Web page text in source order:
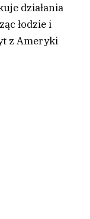
działania
łodzie i
z Ameryki